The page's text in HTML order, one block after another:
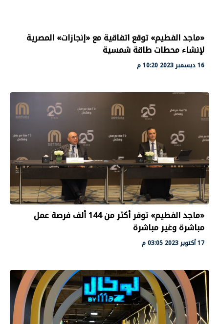
«ماجد الفطيم» توقع اتفاقية مع «إنجازات» المصرية
لإنشاء محطات طاقة شمسية
16 ديسمبر 2023 10:20 م
«ماجد الفطيم» توفر أكثر من 144 ألف فرصة عمل
مباشرة وغير مباشرة
17 أكتوبر 2023 03:05 م